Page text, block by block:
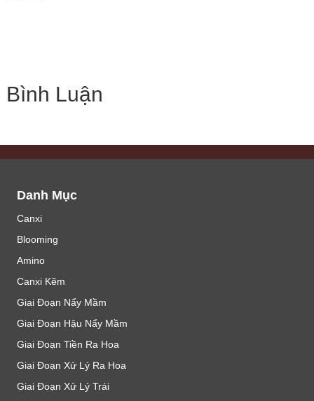
Bình Luận
Danh Mục
Canxi
Blooming
Amino
Canxi Kẽm
Giai Đoạn Nẩy Mầm
Giai Đoạn Hậu Nẩy Mầm
Giai Đoạn Tiền Ra Hoa
Giai Đoạn Xử Lý Ra Hoa
Giai Đoạn Xử Lý Trái